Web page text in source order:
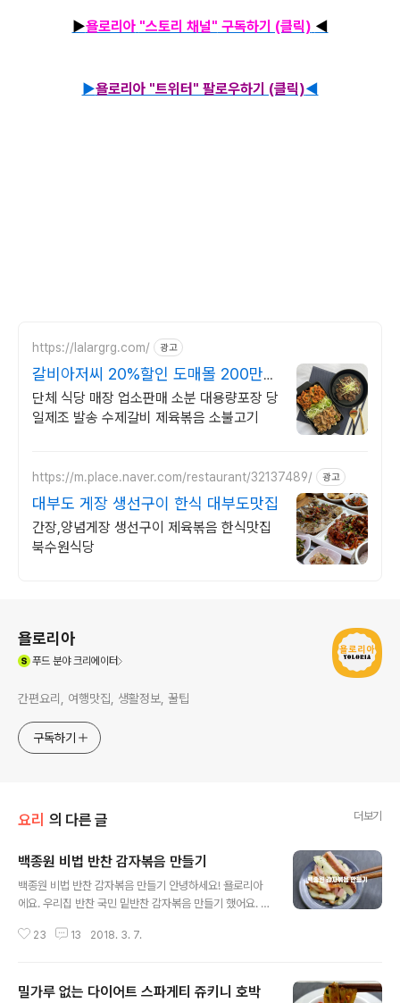
▶욜로리아 "스토리 채널" 구독하기 (클릭) ◀
▶욜로리아 "트위터" 팔로우하기 (클릭)◀
https://lalargrg.com/ 광고
갈비아저씨 20%할인 도매몰 200만팩
이상 팔린 양념목살
단체 식당 매장 업소판매 소분 대용량포장 당
일제조 발송 수제갈비 제육볶음 소불고기
https://m.place.naver.com/restaurant/32137489/ 광고
대부도 게장 생선구이 한식 대부도맛집
간장,양념게장 생선구이 제육볶음 한식맛집
북수원식당
욜로리아
푸드분야 크리에이터
간편요리, 여행맛집, 생활정보, 꿀팁
구독하기
요리 의 다른 글 더보기
백종원 비법 반찬 감자볶음 만들기
백종원 비법 반찬 감자볶음 만들기 안녕하세요! 욜로리아
에요. 우리집 반찬 국민 밑반찬 감자볶음 만들기 했어요. 아
잘익도록 가늘게 채썰어 볶아서 우리집 반찬으로 만들기
파, 당근, 햄, 다진마늘, 소금, 식용유 백종원 비법 으로만든
23 13 2018. 3. 7.
밀가루 없는 다이어트 스파게티 쥬키니 호박